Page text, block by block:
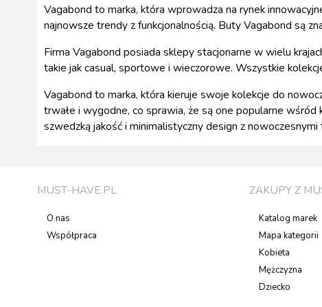
Vagabond to marka, która wprowadza na rynek
najnowsze trendy z funkcjonalnością. Buty Vagabond są
Firma Vagabond posiada sklepy stacjonarne w wielu
takie jak casual, sportowe i wieczorowe. Wszystkie
Vagabond to marka, która kieruje swoje kolekcje do
trwałe i wygodne, co sprawia, że są one popularne
szwedzką jakość i minimalistyczny design z nowoczesnymi
MUST-HAVE.PL
O nas
Współpraca
ZAKUPY Z
Katalog marek
Mapa kategorii
Kobieta
Mężczyzna
Dziecko